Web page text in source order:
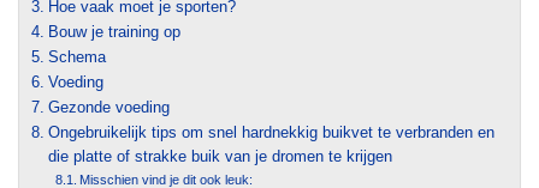
Hoe vaak moet je sporten?
Bouw je training op
Schema
Voeding
Gezonde voeding
Ongebruikelijk tips om snel hardnekkig buikvet te verbranden en
die platte of strakke buik van je dromen te krijgen
Misschien vind je dit ook leuk: